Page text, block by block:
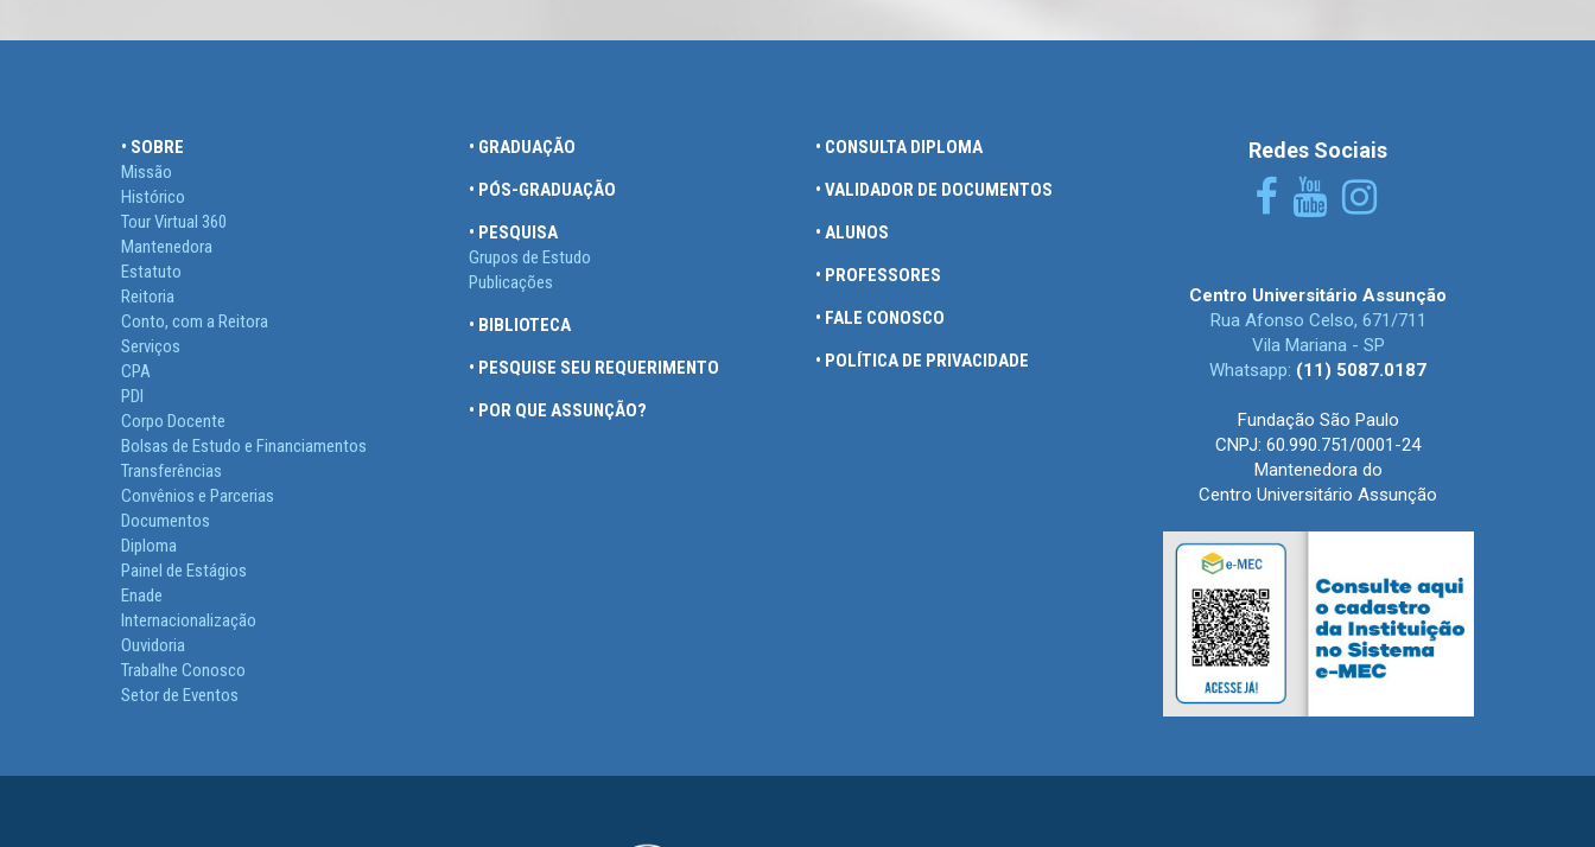
• SOBRE
Missão
Histórico
Tour Virtual 360
Mantenedora
Estatuto
Reitoria
Conto, com a Reitora
Serviços
CPA
PDI
Corpo Docente
Bolsas de Estudo e Financiamentos
Transferências
Convênios e Parcerias
Documentos
Diploma
Painel de Estágios
Enade
Internacionalização
Ouvidoria
Trabalhe Conosco
Setor de Eventos
• GRADUAÇÃO
• PÓS-GRADUAÇÃO
• PESQUISA
Grupos de Estudo
Publicações
• BIBLIOTECA
• PESQUISE SEU REQUERIMENTO
• POR QUE ASSUNÇÃO?
• CONSULTA DIPLOMA
• VALIDADOR DE DOCUMENTOS
• ALUNOS
• PROFESSORES
• FALE CONOSCO
• POLÍTICA DE PRIVACIDADE
Redes Sociais
Centro Universitário Assunção
Rua Afonso Celso, 671/711
Vila Mariana - SP
Whatsapp: (11) 5087.0187
Fundação São Paulo
CNPJ: 60.990.751/0001-24
Mantenedora do
Centro Universitário Assunção